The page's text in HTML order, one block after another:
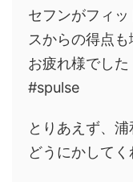
セフンがフィ
スからの得点も
お疲れ様でした
#spulse
とりあえず、
どうにかしてく